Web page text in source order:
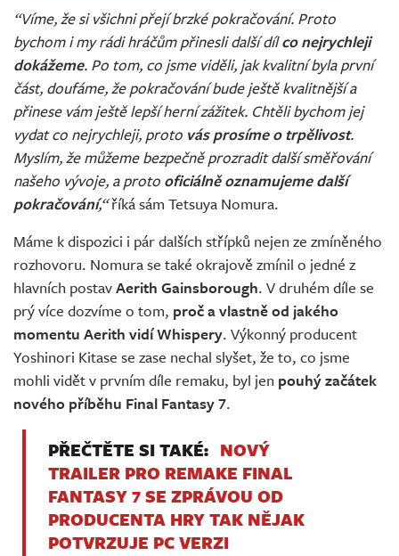
“Víme, že si všichni přejí brzké pokračování. Proto
bychom i my rádi hráčům přinesli další dílco nejrychleji
dokážeme. Po tom, co jsme viděli, jak kvalitní byla první
část, doufáme, že pokračování bude ještě kvalitnější a
přinese vám ještě lepší herní zážitek. Chtěli bychom jej
vydat co nejrychleji, proto vás prosíme o trpělivost.
Myslím, že můžeme bezpečně prozradit další směřování
našeho vývoje, a proto oficiálně oznamujeme další
pokračování,“říká sám Tetsuya Nomura.
Máme k dispozici i pár dalších střípků nejen ze zmíněného
rozhovoru. Nomura se také okrajově zmínil o jedné z
hlavních postavAerith Gainsborough. V druhém díle se
prý více dozvíme o tom, proč a vlastně od jakého
momentu Aerith vidí Whispery. Výkonný producent
Yoshinori Kitase se zase nechal slyšet, že to, co jsme
mohli vidět v prvním díle remaku, byl jen pouhý začátek
nového příběhu Final Fantasy 7.
PŘEČTĚTE SI TAKÉ: NOVÝ
TRAILER PRO REMAKE FINAL
FANTASY 7 SE ZPRÁVOU OD
PRODUCENTA HRY TAK NĚJAK
POTVRZUJE PC VERZI